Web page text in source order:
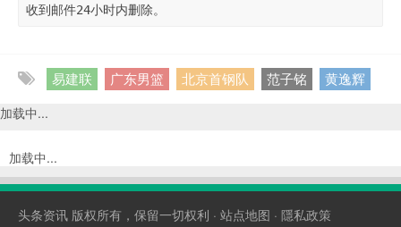
收到邮件24小时内删除。
易建联 广东男篮 北京首钢队 范子铭 黄逸辉
加载中...
加载中...
头条资讯 版权所有，保留一切权利 · 站点地图 · 隱私政策